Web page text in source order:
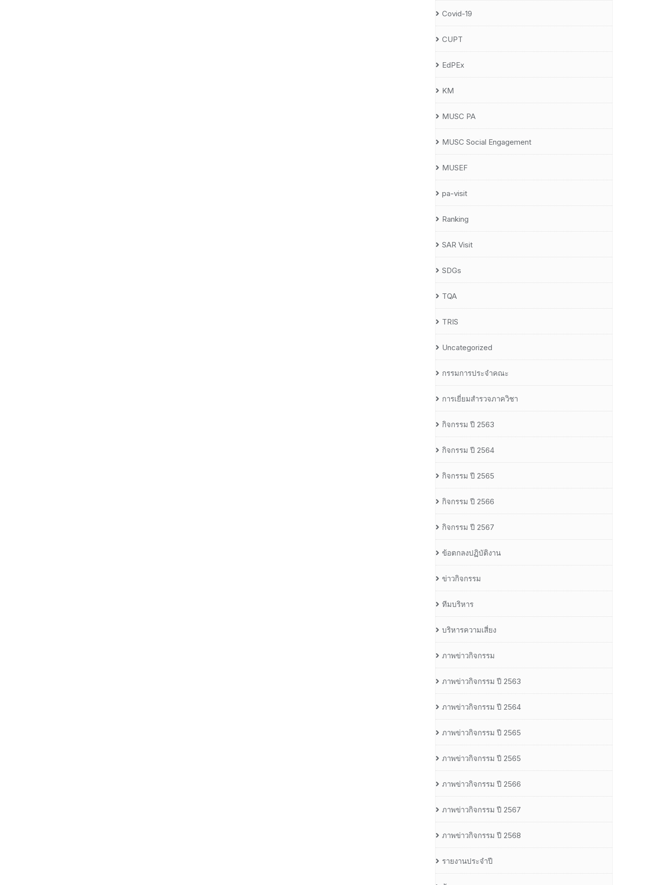
Covid-19
CUPT
EdPEx
KM
MUSC PA
MUSC Social Engagement
MUSEF
pa-visit
Ranking
SAR Visit
SDGs
TQA
TRIS
Uncategorized
กรรมการประจำคณะ
การเยี่ยมสำรวจภาควิชา
กิจกรรม ปี 2563
กิจกรรม ปี 2564
กิจกรรม ปี 2565
กิจกรรม ปี 2566
กิจกรรม ปี 2567
ข้อตกลงปฏิบัติงาน
ข่าวกิจกรรม
ทีมบริหาร
บริหารความเสี่ยง
ภาพข่าวกิจกรรม
ภาพข่าวกิจกรรม ปี 2563
ภาพข่าวกิจกรรม ปี 2564
ภาพข่าวกิจกรรม ปี 2565
ภาพข่าวกิจกรรม ปี 2565
ภาพข่าวกิจกรรม ปี 2566
ภาพข่าวกิจกรรม ปี 2567
ภาพข่าวกิจกรรม ปี 2568
รายงานประจำปี